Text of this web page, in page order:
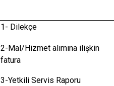
1- Dilekçe
2-Mal/Hizmet alımına ilişkin
fatura
3-Yetkili Servis Raporu